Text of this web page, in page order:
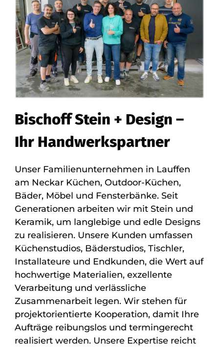
Bischoff Stein + Design –
Ihr Handwerkspartner
Unser Familienunternehmen in Lauffen
am Neckar Küchen, Outdoor-Küchen,
Bäder, Möbel und Fensterbänke. Seit
Generationen arbeiten wir mit Stein und
Keramik, um langlebige und edle Designs
zu realisieren. Unsere Kunden umfassen
Küchenstudios, Bäderstudios, Tischler,
Installateure und Endkunden, die Wert auf
hochwertige Materialien, exzellente
Verarbeitung und verlässliche
Zusammenarbeit legen. Wir stehen für
projektorientierte Kooperation, damit Ihre
Aufträge reibungslos und termingerecht
realisiert werden. Unsere Expertise reicht